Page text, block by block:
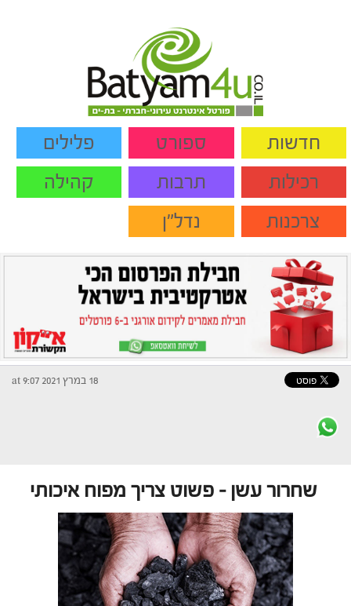
חדשות ספורט
פלילים
רכילות
תרבות
קהילה
צרכנות
נדל"ן
18 במרץ 2021 at 9:07
שחרור עשן – פשוט צריך מפוח איכותי